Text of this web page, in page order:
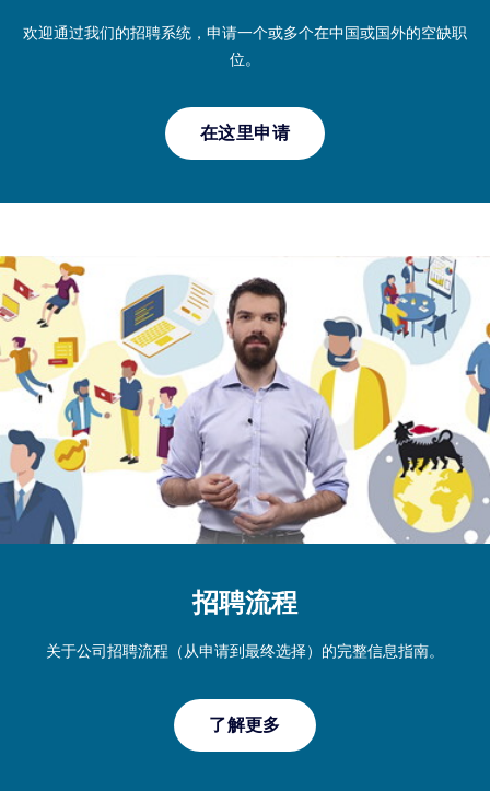
欢迎通过我们的招聘系统，申请一个或多个在中国或国外的空缺职
位。
在这里申请
招聘流程
关于公司招聘流程（从申请到最终选择）的完整信息指南。
了解更多